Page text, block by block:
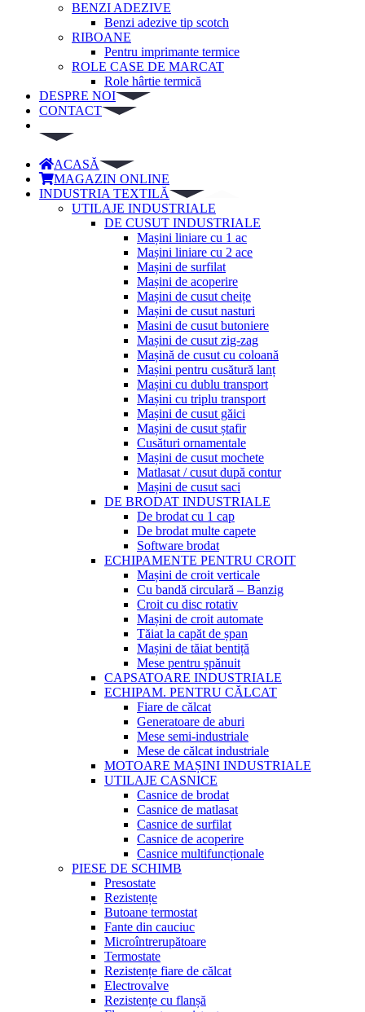
BENZI ADEZIVE
Benzi adezive tip scotch
RIBOANE
Pentru imprimante termice
ROLE CASE DE MARCAT
Role hârtie termică
DESPRE NOI
CONTACT
ACASĂ
MAGAZIN ONLINE
INDUSTRIA TEXTILĂ
UTILAJE INDUSTRIALE
DE CUSUT INDUSTRIALE
Mașini liniare cu 1 ac
Mașini liniare cu 2 ace
Mașini de surfilat
Mașini de acoperire
Mașini de cusut cheițe
Mașini de cusut nasturi
Masini de cusut butoniere
Mașini de cusut zig-zag
Mașină de cusut cu coloană
Mașini pentru cusătură lanț
Mașini cu dublu transport
Mașini cu triplu transport
Mașini de cusut găici
Mașini de cusut ștafir
Cusături ornamentale
Mașini de cusut mochete
Matlasat / cusut după contur
Mașini de cusut saci
DE BRODAT INDUSTRIALE
De brodat cu 1 cap
De brodat multe capete
Software brodat
ECHIPAMENTE PENTRU CROIT
Mașini de croit verticale
Cu bandă circulară – Banzig
Croit cu disc rotativ
Mașini de croit automate
Tăiat la capăt de șpan
Mașini de tăiat bentiță
Mese pentru șpănuit
CAPSATOARE INDUSTRIALE
ECHIPAM. PENTRU CĂLCAT
Fiare de călcat
Generatoare de aburi
Mese semi-industriale
Mese de călcat industriale
MOTOARE MAȘINI INDUSTRIALE
UTILAJE CASNICE
Casnice de brodat
Casnice de matlasat
Casnice de surfilat
Casnice de acoperire
Casnice multifuncționale
PIESE DE SCHIMB
Presostate
Rezistențe
Butoane termostat
Fante din cauciuc
Microîntrerupătoare
Termostate
Rezistențe fiare de călcat
Electrovalve
Rezistențe cu flanșă